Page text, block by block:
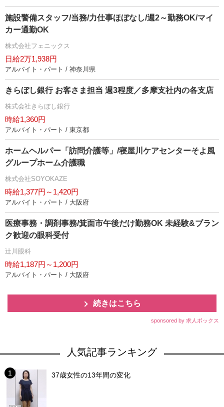
施設警備スタッフ/当務/力仕事ほぼなし/週2～勤務OK/マイ
カー通勤OK
株式会社フェニックス
日給2万1,938円
アルバイト・パート / 神奈川県
きらぼし銀行 お客さま担当 週3程度／多摩支社内の各支店
株式会社きらぼし銀行
時給1,360円
アルバイト・パート / 東京都
ホームヘルパー「訪問介護等」/寝屋川ケアセンターそよ風
グループホーム介護職
株式会社SOYOKAZE
時給1,377円～1,420円
アルバイト・パート / 大阪府
医療事務・調剤事務/箕面市午後だけ勤務OK 未経験&ブラン
ク歓迎の眼科受付
辻川眼科
時給1,187円～1,200円
アルバイト・パート / 大阪府
続きはこちら
sponsored by 求人ボックス
人気記事ランキング
37歳女性の13年間の変化